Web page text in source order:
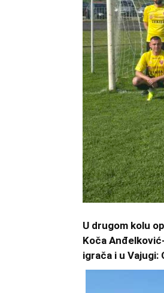
U drugom kolu
Koča
igrača i u Vajugi: